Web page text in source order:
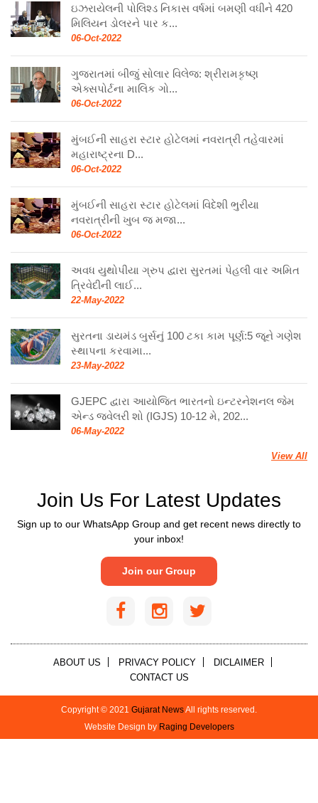
ઇઝરાયેલની પોલિશ્ડ નિકાસ વર્ષમાં બમણી વધીને 420
મિલિયન ડોલરને પાર ક...
06-Oct-2022
ગુજરાતમાં બીજું સોલાર વિલેજ: શ્રીરામકૃષ્ણ
એક્સપોર્ટના માલિક ગો...
06-Oct-2022
મુંબઈની સાહરા સ્ટાર હોટેલમાં નવરાત્રી તહેવારમાં
મહારાષ્ટ્રના D...
06-Oct-2022
મુંબઈની સાહરા સ્ટાર હોટેલમાં વિદેશી ભુરીયા
નવરાત્રીની ખુબ જ મજા...
06-Oct-2022
અવધ યુથોપીયા ગ્રુપ દ્વારા સુરતમાં પેહલી વાર અમિત
ત્રિવેદીની લાઈ...
22-May-2022
સુરતના ડાયમંડ બુર્સનું 100 ટકા કામ પૂર્ણ:5 જૂને ગણેશ
સ્થાપના કરવામા...
23-May-2022
GJEPC દ્વારા આયોજિત ભારતનો ઇન્ટરનેશનલ જેમ
એન્ડ જ્વેલરી શો (IGJS) 10-12 મે, 202...
06-May-2022
View All
Join Us For Latest Updates
Sign up to our WhatsApp Group and get recent news directly to
your inbox!
Join our Group
ABOUT US PRIVACY POLICY
DICLAIMER
CONTACT US
Copyright © 2021 Gujarat NewsAll rights reserved.
Website Design by Raging Developers